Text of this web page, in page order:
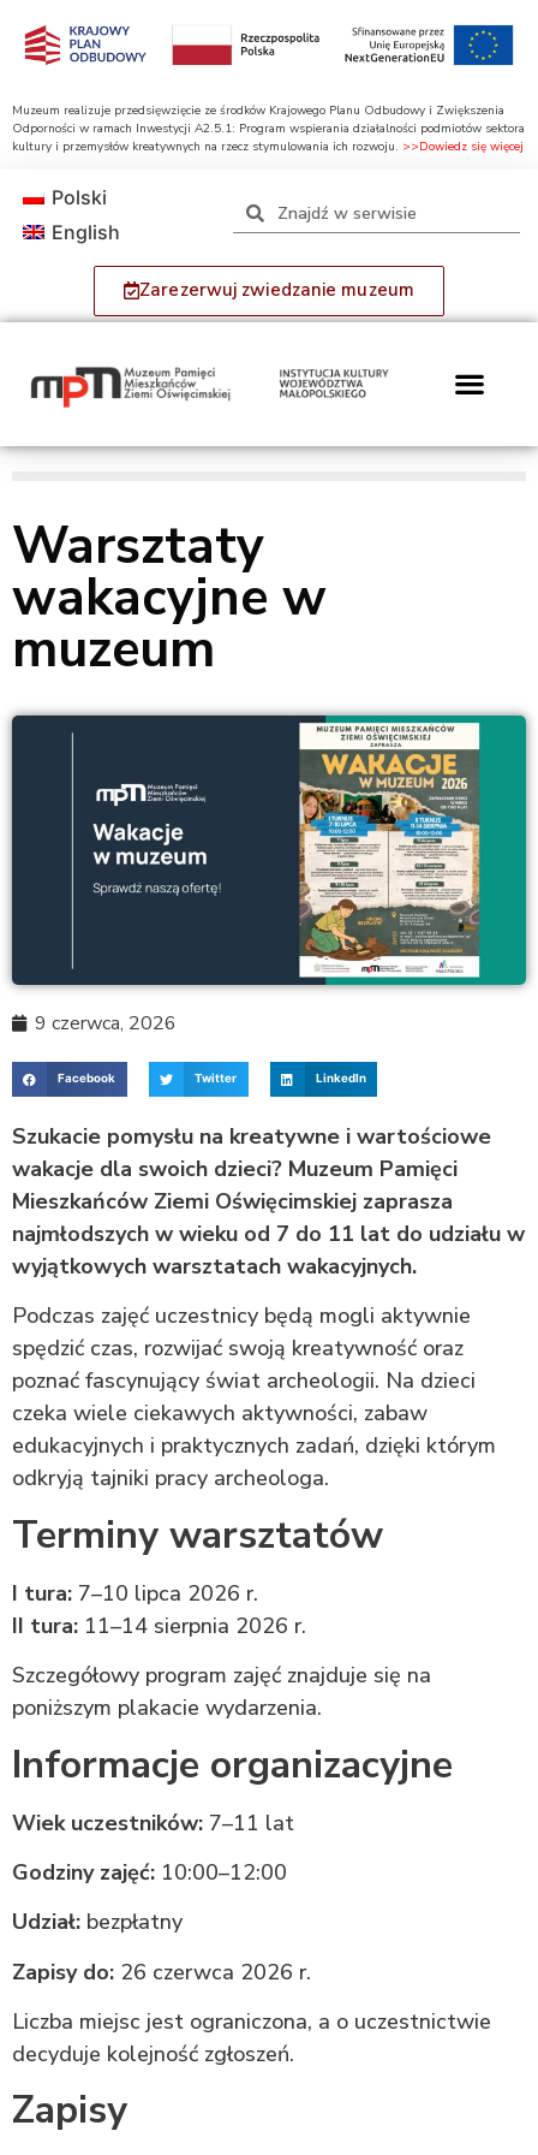
Muzeum realizuje przedsięwzięcie ze środków Krajowego Planu Odbudowy i Zwiększenia
Odporności w ramach Inwestycji A2.5.1: Program wspierania działalności podmiotów sektora
kultury i przemysłów kreatywnych na rzecz stymulowania ich rozwoju. >>Dowiedz się więcej
Zarezerwuj zwiedzanie muzeum
Polski
English
Warsztaty
wakacyjne w
muzeum
9 czerwca, 2026
Facebook Twitter LinkedIn
Szukacie pomysłu na kreatywne i wartościowe
wakacje dla swoich dzieci? Muzeum Pamięci
Mieszkańców Ziemi Oświęcimskiej zaprasza
najmłodszych w wieku od 7 do 11 lat do udziału w
wyjątkowych warsztatach wakacyjnych.
Podczas zajęć uczestnicy będą mogli aktywnie
spędzić czas, rozwijać swoją kreatywność oraz
poznać fascynujący świat archeologii. Na dzieci
czeka wiele ciekawych aktywności, zabaw
edukacyjnych i praktycznych zadań, dzięki którym
odkryją tajniki pracy archeologa.
Terminy warsztatów
I tura: 7–10 lipca 2026 r.
II tura: 11–14 sierpnia 2026 r.
Szczegółowy program zajęć znajduje się na
poniższym plakacie wydarzenia.
Informacje organizacyjne
Wiek uczestników: 7–11 lat
Godziny zajęć: 10:00–12:00
Udział: bezpłatny
Zapisy do: 26 czerwca 2026 r.
Liczba miejsc jest ograniczona, a o uczestnictwie
decyduje kolejność zgłoszeń.
Zapisy